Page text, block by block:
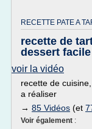
RECETTE PATE A
recette de
dessert
voir la vidéo
recette de
a réaliser
→ 85 Vidéos (et
Voir également :